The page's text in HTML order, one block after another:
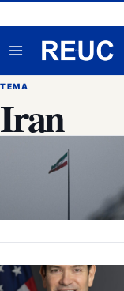
na
sadržaj
Otvori
meni
TEMA
Iran